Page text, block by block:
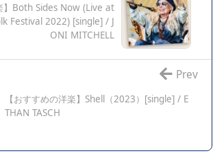
】Both Sides Now (Live at
Festival 2022) [single] / J
ONI MITCHELL
【おすすめの洋楽】Shell（2023）[single] / E
THAN TASCH
Prev